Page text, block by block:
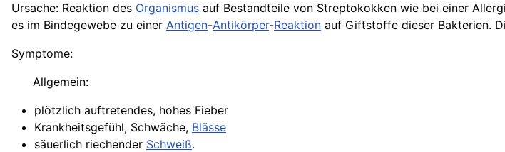
Ursache: Reaktion des Organismus auf Bestandteile von Streptokokken wie bei einer
es im Bindegewebe zu einer Antigen-Antikörper-Reaktion auf Giftstoffe dieser Bakterien.
Symptome:
Allgemein:
plötzlich auftretendes, hohes Fieber
Krankheitsgefühl, Schwäche, Blässe
säuerlich riechender Schweiß.